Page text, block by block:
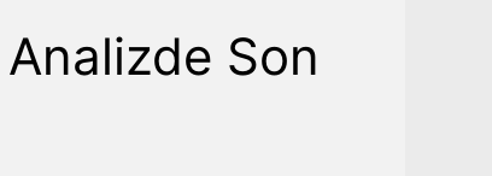
Son